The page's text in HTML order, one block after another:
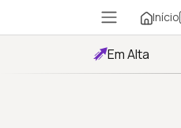
Início
Em Alta